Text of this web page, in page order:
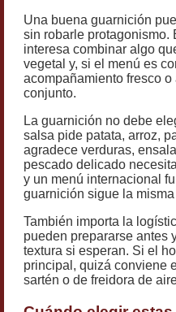
Una buena guarnición
sin robarle protagonismo.
interesa combinar algo
vegetal y, si el menú es
acompañamiento fresco o
conjunto.
La guarnición no debe
salsa pide patata, arroz,
agradece verduras,
pescado delicado
y un menú internacional
guarnición sigue la
También importa la
pueden prepararse antes
textura si esperan. Si el
principal, quizá conviene
sartén o de freidora de